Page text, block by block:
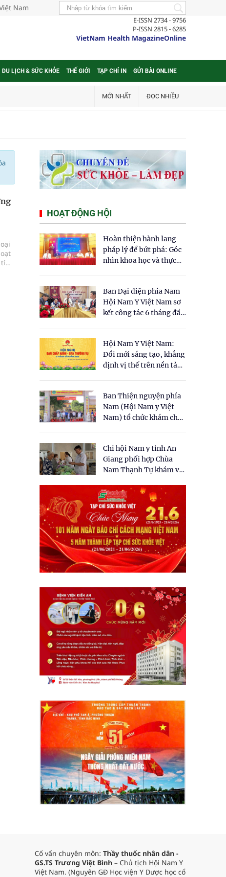
Nam
E-ISSN 2734 - 9756
P-ISSN 2815 - 6285
VietNam Health MagazineOnline
DU LỊCH & SỨC KHỎE THẾ GIỚI TẠP CHÍ IN GỬI BÀI ONLINE
MỚI NHẤT ĐỌC NHIỀU
HOẠT ĐỘNG HỘI
Hoàn thiện hành lang
pháp lý để bứt phá: Góc
nhìn khoa học và thực
cho Luật Y dược cổ
truyền Việt Nam"
Ban Đại diện phía Nam
Hội Nam Y Việt Nam sơ
kết công tác 6 tháng đầu
Hội Nam Y Việt Nam:
Đổi mới sáng tạo, khẳng
định vị thế trên nền tảng
Ban Thiện nguyện phía
Nam (Hội Nam y Việt
Nam) tổ chức khám chữa
dân tại xã Tân Tập
Chi hội Nam y tỉnh An
Giang phối hợp Chùa
Nam Thạnh Tự khám và
nhân dân
Cố vấn chuyên môn: Thầy thuốc nhân dân -
GS.TS Trương Việt Bình – Chủ tịch Hội Nam Y
Việt Nam. (Nguyên GĐ Học viện Y Dược học cổ